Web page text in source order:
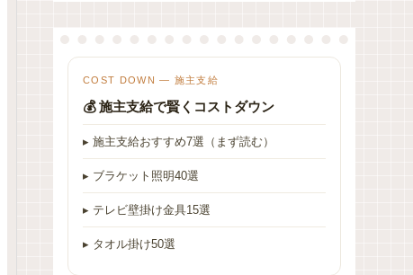
COST DOWN — 施主支給
💰 施主支給で賢くコストダウン
▸ 施主支給おすすめ7選（まず読む）
▸ ブラケット照明40選
▸ テレビ壁掛け金具15選
▸ タオル掛け50選